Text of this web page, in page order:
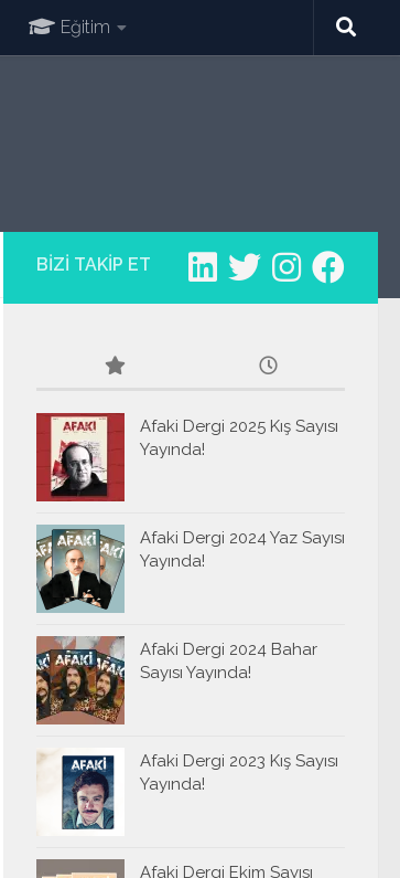
Eğitim
BIZI TAKIP ET
Afaki Dergi 2025 Kış Sayısı
Yayında!
Afaki Dergi 2024 Yaz Sayısı
Yayında!
Afaki Dergi 2024 Bahar
Sayısı Yayında!
Afaki Dergi 2023 Kış Sayısı
Yayında!
Afaki Dergi Ekim Sayısı